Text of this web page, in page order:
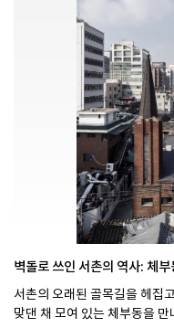
벽돌로 쓰인 서촌의 역사: 체
서촌의 오래된 골목길을 헤집
맞댄 채 모여 있는 체부동을 만